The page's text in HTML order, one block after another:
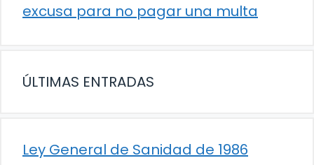
excusa para no pagar una multa
ÚLTIMAS ENTRADAS
Ley General de Sanidad de 1986